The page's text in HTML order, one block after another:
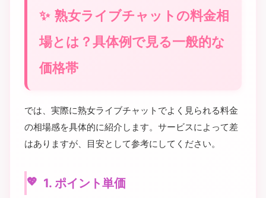
熟女ライブチャットの料金相
場とは？具体例で見る一般的な
価格帯
では、実際に熟女ライブチャットでよく見られる料金
の相場感を具体的に紹介します。サービスによって差
はありますが、目安として参考にしてください。
1. ポイント単価